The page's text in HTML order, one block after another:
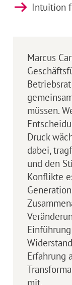
Intuition
Marcus
müssen.
Druck
dabei,
und den
Konflikte
Erfahrung
mit.